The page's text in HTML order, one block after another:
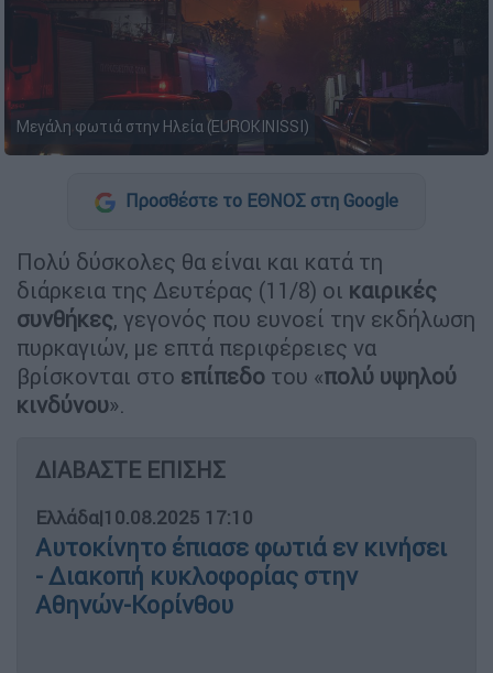
Mεγάλη φωτιά στην Ηλεία (EUROKINISSI)
Προσθέστε το ΕΘΝΟΣ στη Google
Πολύ δύσκολες θα είναι και κατά τη
διάρκεια της Δευτέρας (11/8) οι καιρικές
συνθήκες, γεγονός που ευνοεί την εκδήλωση
πυρκαγιών, με επτά περιφέρειες να
βρίσκονται στο επίπεδο του «πολύ υψηλού
κινδύνου».
ΔΙΑΒΑΣΤΕ ΕΠΙΣΗΣ
Ελλάδα|10.08.2025 17:10
Αυτοκίνητο έπιασε φωτιά εν κινήσει
- Διακοπή κυκλοφορίας στην
Αθηνών-Κορίνθου